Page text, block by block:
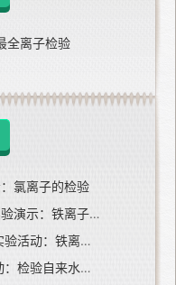
全离子检验
氯离子的检验
示：铁离子的检验
：铁离子的检验实验
来水中的氯离子实验